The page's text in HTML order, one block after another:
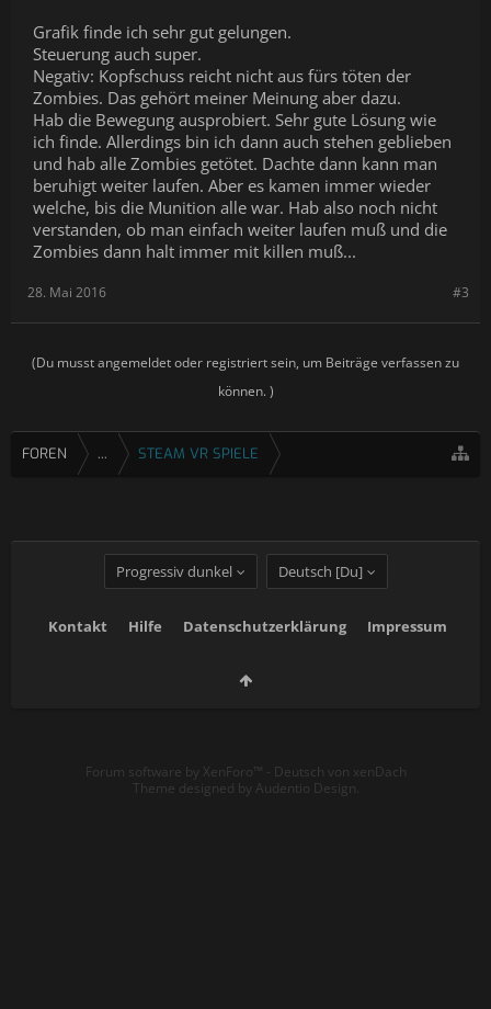
Grafik finde ich sehr gut gelungen.
Steuerung auch super.
Negativ: Kopfschuss reicht nicht aus fürs töten der
Zombies. Das gehört meiner Meinung aber dazu.
Hab die Bewegung ausprobiert. Sehr gute Lösung wie
ich finde. Allerdings bin ich dann auch stehen geblieben
und hab alle Zombies getötet. Dachte dann kann man
beruhigt weiter laufen. Aber es kamen immer wieder
welche, bis die Munition alle war. Hab also noch nicht
verstanden, ob man einfach weiter laufen muß und die
Zombies dann halt immer mit killen muß...
#3
28. Mai 2016
(Du musst angemeldet oder registriert sein, um Beiträge verfassen zu
können. )
FOREN ... STEAM VR SPIELE
Progressiv dunkel Deutsch [Du]
Kontakt Hilfe Datenschutzerklärung Impressum
Forum software by XenForo™ - Deutsch von xenDach
Theme designed by Audentio Design.